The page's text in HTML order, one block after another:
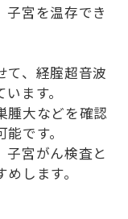
子宮を温存でき
て、経腟超音波
ます。
腫大などを確認
です。
子宮がん検査と
します。